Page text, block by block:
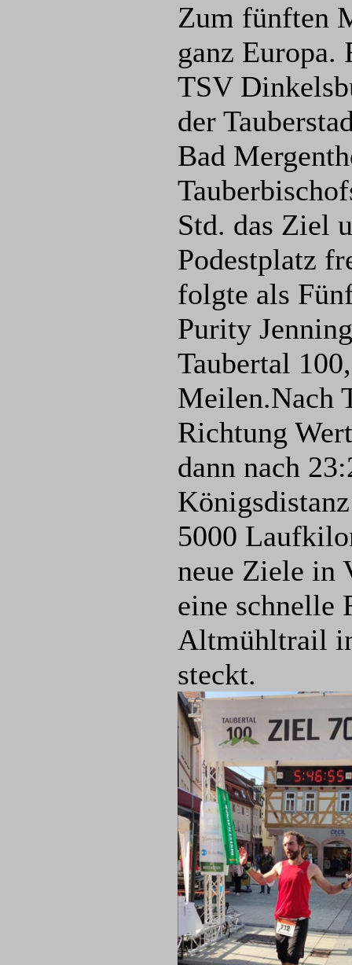
Zum fünften
ganz
TSV
der
Bad
Std. das Ziel
Podestplatz
folgte als
Purity
Taubertal
Meilen.Nach
Richtung
dann nach
5000
neue Ziele in
eine schnelle
Altmühltrail
steckt.